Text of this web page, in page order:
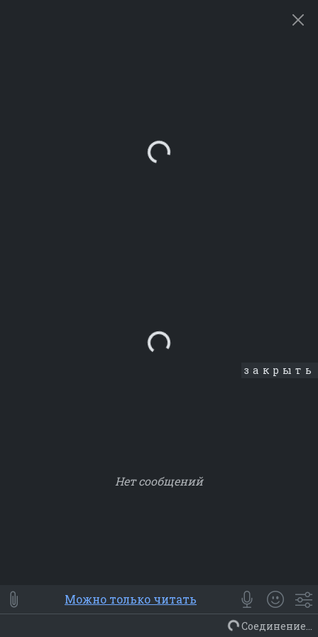
Loading... закрыть
Нет сообщений
⭐ Мои Smile
😀 Emoji
Смайлики
Люди Животные Еда Объекты
Можно только читать
Соединение...